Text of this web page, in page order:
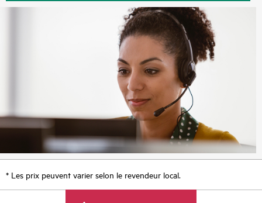
* Les prix peuvent varier selon le revendeur local.